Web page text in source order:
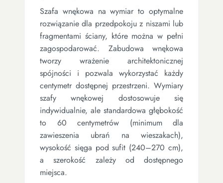
Szafa wnękowa na wymiar to optymalne
rozwiązanie dla przedpokoju z niszami lub
fragmentami ściany, które można w pełni
zagospodarować. Zabudowa wnękowa
tworzy wrażenie architektonicznej
spójności i pozwala wykorzystać każdy
centymetr dostępnej przestrzeni. Wymiary
szafy wnękowej dostosowuje się
indywidualnie, ale standardowa głębokość
to 60 centymetrów (minimum dla
zawieszenia ubrań na wieszakach),
wysokość sięga pod sufit (240–270 cm),
a szerokość zależy od dostępnego
miejsca.